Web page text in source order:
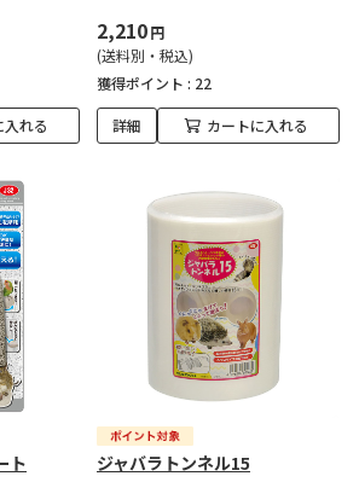
入れる
2,210円
(送料別・税込)
獲得ポイント : 22
詳細 カートに入れる
ト ジャバラトンネル15